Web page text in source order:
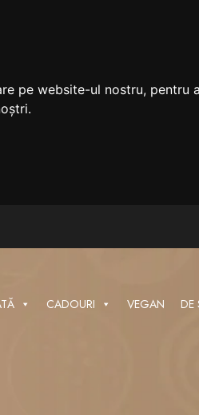
pe website-ul nostru, pentru
CADOURI VEGAN DE